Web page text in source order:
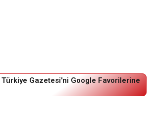
Türkiye Gazetesi'ni Google Favorilerine